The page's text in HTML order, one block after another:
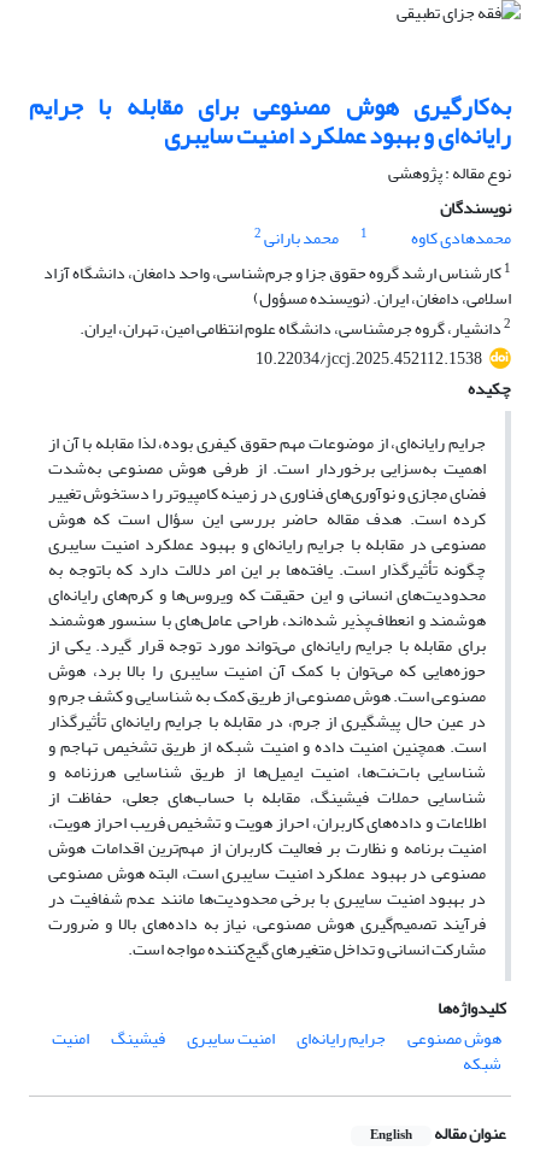
به‌کارگیری هوش مصنوعی برای مقابله با جرایم
رایانه‌ای و بهبود عملکرد امنیت سایبری
نوع مقاله : پژوهشی
نویسندگان
محمدهادی کاوه
1 محمد بارانی2
1کارشناس ارشد گروه حقوق جزا و جرم‌شناسی، واحد دامغان، دانشگاه آزاد
اسلامی، دامغان، ایران. (نویسنده مسؤول)
2دانشیار، گروه جرم‏شناسی، دانشگاه علوم انتظامی امین، تهران، ایران.
10.22034/jccj.2025.452112.1538
چکیده
جرایم رایانه‌ای، از موضوعات مهم حقوق کیفری بوده، لذا مقابله با آن از
اهمیت به‌سزایی برخوردار است. از طرفی هوش مصنوعی به‌شدت
فضای مجازی و نوآوری‌های فناوری در زمینه کامپیوتر را دستخوش تغییر
کرده است. هدف مقاله حاضر بررسی این سؤال است که هوش
مصنوعی در مقابله با جرایم رایانه‌ای و بهبود عملکرد امنیت سایبری
چگونه تأثیرگذار است. یافته‌ها بر این امر دلالت دارد که باتوجه به
محدودیت‌های انسانی و این حقیقت که ویروس‌ها و کرم‌های رایانه‌ای
هوشمند و انعطاف‌پذیر شده‌اند، طراحی عامل‌های با سنسور هوشمند
برای مقابله با جرایم رایانه‌ای می‌تواند مورد توجه قرار گیرد. یکی از
حوزه‌هایی که می‌توان با کمک آن امنیت سایبری را بالا برد، هوش
مصنوعی است. هوش مصنوعی از طریق کمک به شناسایی و کشف جرم و
در عین حال پیشگیری از جرم، در مقابله با جرایم رایانه‌ای تأثیرگذار
است. همچنین امنیت داده و امنیت شبکه از طریق تشخیص تهاجم و
شناسایی بات‌نت‌ها، امنیت ایمیل‌ها از طریق شناسایی هرزنامه و
شناسایی حملات فیشینگ، مقابله با حساب‌های جعلی، حفاظت از
اطلاعات و داده‌های کاربران، احراز هویت و تشخیص فریب احراز هویت،
امنیت برنامه و نظارت بر فعالیت کاربران از مهم‌ترین اقدامات هوش
مصنوعی در بهبود عملکرد امنیت سایبری است، البته هوش مصنوعی
در بهبود امنیت سایبری با برخی محدودیت‌ها مانند عدم شفافیت در
فرآیند تصمیم‌گیری هوش مصنوعی، نیاز به داده‌های بالا و ضرورت
مشارکت انسانی و تداخل متغیرهای گیج‌کننده مواجه است.
کلیدواژه‌ها
هوش مصنوعی
جرایم رایانه‌ای امنیت سایبری فیشینگ امنیت
شبکه
عنوان مقاله English